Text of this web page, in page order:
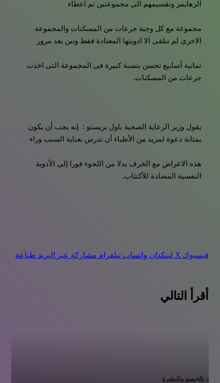
الزهايمر وتقسيمهم الى مجموعتين تم اعطاء
مجموعة مع كل وجبة جرعات من المسكنات والمجموعة
الاخرى لم تتلقى الا ادويتها المعتادة فقط وتبن بعد مرور
ثمانية أسابيع تحسن بنسبة كبيرة فى المجموعة التى اخذت
جرعات من المسكنات.
يقول وزير الرعاية الصحية باول بريستو : إنه يجب أن يكون
بمثابة دعوة لمزيد من الأطباء أن تدرس بعناية السبب وراء
هذه الاعراض مع الخرف بدلا من اللجوء فورا إلى الأدوية
النفسية المضادة للأكتئاب.
فيسبوك ‫X لينكدإن واتساب تيلقرام مشاركة عبر البريد طباعة
أقرأ التالي
بالجسم والبشرة